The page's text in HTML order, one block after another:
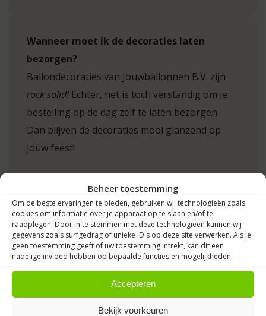
Beheer toestemming
Om de beste ervaringen te bieden, gebruiken wij technologieën zoals
cookies om informatie over je apparaat op te slaan en/of te
raadplegen. Door in te stemmen met deze technologieën kunnen wij
gegevens zoals surfgedrag of unieke ID's op deze site verwerken. Als je
geen toestemming geeft of uw toestemming intrekt, kan dit een
nadelige invloed hebben op bepaalde functies en mogelijkheden.
Accepteren
Bekijk voorkeuren
Wanneer moet ik de decoraties laten
bezorgen?
Ballondecoraties van Jouwballonnen B.V. zijn
rock solid! Echter, het is toch verstandig om je
bestelling op de dag zelf te laten bezorgen.
Dan blijven de decoraties mooi glanzend op
jouw feest!
Normale heliumballonnen en
heliumballon trosjes 33cmgaan
maximaal 14 uur mee. Bestel voor op de
feestdag zelf.
ballonnenboog ballonnenpilaar
eerder worden geleverd
Wij halen de ballondecoraties niet meer op.